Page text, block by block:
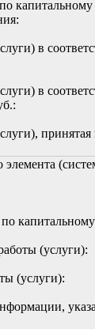
капитальному
в
в
принятая
элемента
(услуги):
(услуги):